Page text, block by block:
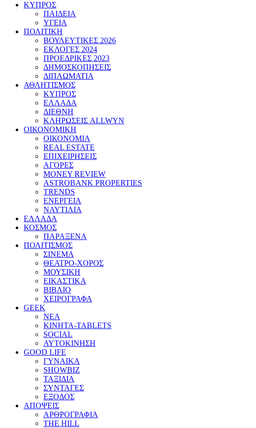
ΚΥΠΡΟΣ
ΠΑΙΔΕΙΑ
ΥΓΕΙΑ
ΠΟΛΙΤΙΚΗ
ΒΟΥΛΕΥΤΙΚΕΣ 2026
ΕΚΛΟΓΕΣ 2024
ΠΡΟΕΔΡΙΚΕΣ 2023
ΔΗΜΟΣΚΟΠΗΣΕΙΣ
ΔΙΠΛΩΜΑΤΙΑ
ΑΘΛΗΤΙΣΜΟΣ
ΚΥΠΡΟΣ
ΕΛΛΑΔΑ
ΔΙΕΘΝΗ
ΚΛΗΡΩΣΕΙΣ ALLWYN
ΟΙΚΟΝΟΜΙΚΗ
ΟΙΚΟΝΟΜΙΑ
REAL ESTATE
ΕΠΙΧΕΙΡΗΣΕΙΣ
ΑΓΟΡΕΣ
MONEY REVIEW
ASTROBANK PROPERTIES
TRENDS
ΕΝΕΡΓΕΙΑ
ΝΑΥΤΙΛΙΑ
ΕΛΛΑΔΑ
ΚΟΣΜΟΣ
ΠΑΡΑΞΕΝΑ
ΠΟΛΙΤΙΣΜΟΣ
ΣΙΝΕΜΑ
ΘΕΑΤΡΟ-ΧΟΡΟΣ
ΜΟΥΣΙΚΗ
ΕΙΚΑΣΤΙΚΑ
ΒΙΒΛΙΟ
ΧΕΙΡΟΓΡΑΦΑ
GEEK
ΝΕΑ
ΚΙΝΗΤΑ-TABLETS
SOCIAL
ΑΥΤΟΚΙΝΗΣΗ
GOOD LIFE
ΓΥΝΑΙΚΑ
SHOWBIZ
ΤΑΞΙΔΙΑ
ΣΥΝΤΑΓΕΣ
ΕΞΟΔΟΣ
ΑΠΟΨΕΙΣ
ΑΡΘΡΟΓΡΑΦΙΑ
THE HILL